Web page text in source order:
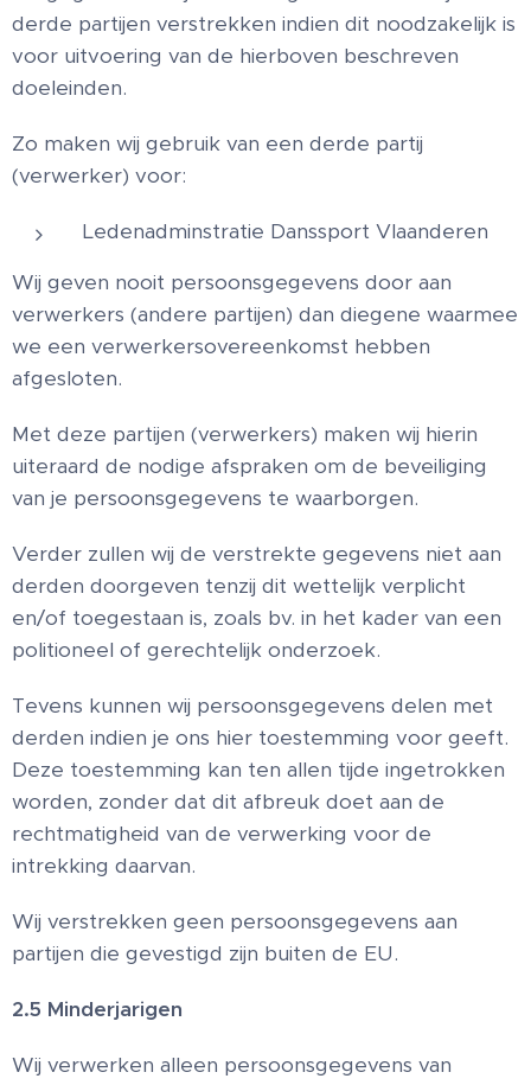
derde partijen verstrekken indien dit noodzakelijk is
voor uitvoering van de hierboven beschreven
doeleinden.
Zo maken wij gebruik van een derde partij
(verwerker) voor:
Ledenadminstratie Danssport Vlaanderen
Wij geven nooit persoonsgegevens door aan
verwerkers (andere partijen) dan diegene waarmee
we een verwerkersovereenkomst hebben
afgesloten.
Met deze partijen (verwerkers) maken wij hierin
uiteraard de nodige afspraken om de beveiliging
van je persoonsgegevens te waarborgen.
Verder zullen wij de verstrekte gegevens niet aan
derden doorgeven tenzij dit wettelijk verplicht
en/of toegestaan is, zoals bv. in het kader van een
politioneel of gerechtelijk onderzoek.
Tevens kunnen wij persoonsgegevens delen met
derden indien je ons hier toestemming voor geeft.
Deze toestemming kan ten allen tijde ingetrokken
worden, zonder dat dit afbreuk doet aan de
rechtmatigheid van de verwerking voor de
intrekking daarvan.
Wij verstrekken geen persoonsgegevens aan
partijen die gevestigd zijn buiten de EU.
2.5 Minderjarigen
Wij verwerken alleen persoonsgegevens van